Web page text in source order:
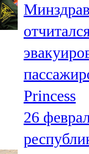
103,0 FM
Чүпрәле
91,0 FM
102,3 FM
Яңа
107,0 FM
Princess
26